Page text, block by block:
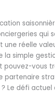
qui
une réelle
la simple
pouvez-vous
partenaire
Le défi actuel